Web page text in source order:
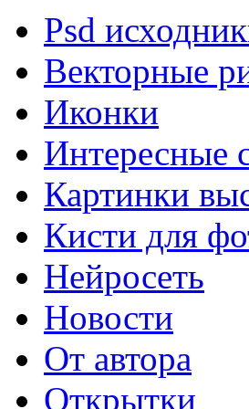
Psd
Векторные
Иконки
Интересные
Картинки
Кисти для
Нейросеть
Новости
От автора
Открытки